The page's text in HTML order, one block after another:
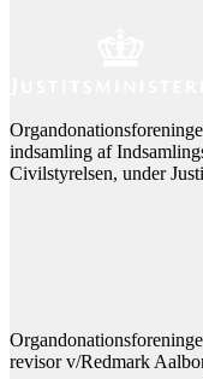
indsamling af
Civilstyrelsen, under
revisor v/Redmark